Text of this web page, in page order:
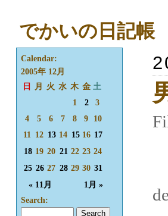
でかいの日記帳
Calendar:
2005年 12月
日
月 火 水 木 金 土
« 11月 1月 »
1 2
3
4
5 6 7 8 9
10
11
12 13 14 15 16 17
18 19 20 21 22 23 24
25 26 27 28 29 30 31
Search: